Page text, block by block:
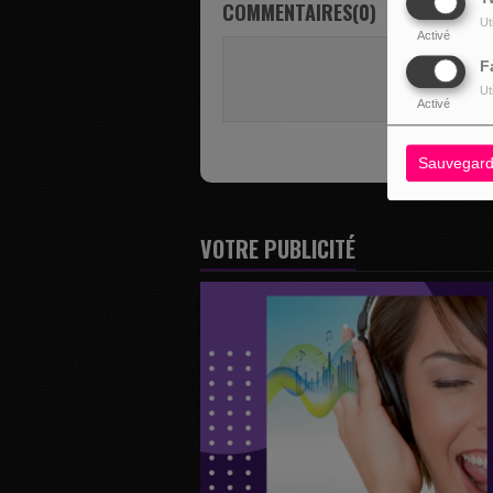
Activé
Activé
COMMENTAIRES(0)
Vous
VOTRE PUBLICITÉ